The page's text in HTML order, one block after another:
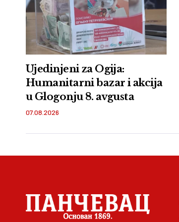
Ujedinjeni za Ogija:
Humanitarni bazar i akcija
u Glogonju 8. avgusta
07.08.2026